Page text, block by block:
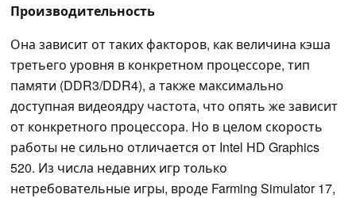
Производительность
Она зависит от таких факторов, как величина кэша
третьего уровня в конкретном процессоре, тип
памяти (DDR3/DDR4), а также максимально
доступная видеоядру частота, что опять же зависит
от конкретного процессора. Но в целом скорость
работы не сильно отличается от Intel HD Graphics
520. Из числа недавних игр только
нетребовательные игры, вроде Farming Simulator 17,